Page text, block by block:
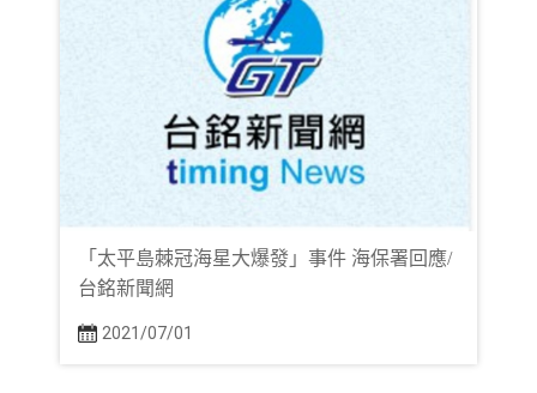
「太平島棘冠海星大爆發」事件 海保署回應/
台銘新聞網
2021/07/01